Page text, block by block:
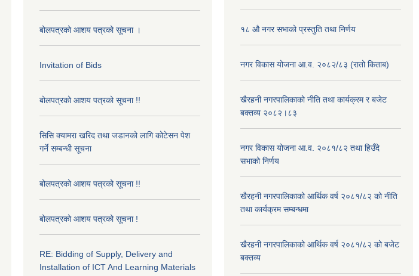
बोलपत्रको आशय पत्रको सूचना ।
Invitation of Bids
बोलपत्रको आशय पत्रको सूचना !!
सिसि क्यामरा खरिद तथा जडानको लागि कोटेसन पेश
गर्ने सम्बन्धी सूचना
बोलपत्रको आशय पत्रको सूचना !!
बोलपत्रको आशय पत्रको सूचना !
RE: Bidding of Supply, Delivery and
Installation of ICT And Learning Materials
१८ औ नगर सभाको प्रस्तुति तथा निर्णय
नगर विकास योजना आ.व. २०८२/८३ (रातो किताब)
खैरहनी नगरपालिकाको नीति तथा कार्यक्रम र बजेट
बक्तव्य २०८२।८३
नगर विकास योजना आ.व. २०८१/८२ तथा हिउँदे
सभाको निर्णय
खैरहनी नगरपालिकाको आर्थिक वर्ष २०८१/८२ को नीति
तथा कार्यक्रम सम्बन्धमा
खैरहनी नगरपालिकाको आर्थिक वर्ष २०८१/८२ को बजेट
बक्तव्य